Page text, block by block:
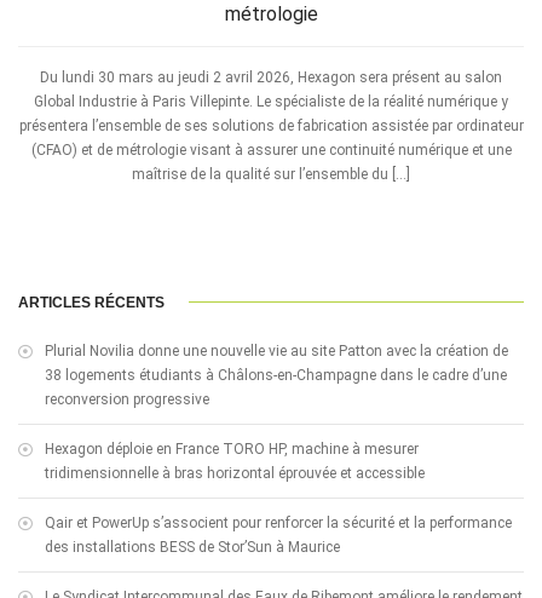
métrologie
Du lundi 30 mars au jeudi 2 avril 2026, Hexagon sera présent au salon
Global Industrie à Paris Villepinte. Le spécialiste de la réalité numérique y
présentera l’ensemble de ses solutions de fabrication assistée par ordinateur
(CFAO) et de métrologie visant à assurer une continuité numérique et une
maîtrise de la qualité sur l’ensemble du […]
ARTICLES RÉCENTS
Plurial Novilia donne une nouvelle vie au site Patton avec la création de
38 logements étudiants à Châlons-en-Champagne dans le cadre d’une
reconversion progressive
Hexagon déploie en France TORO HP, machine à mesurer
tridimensionnelle à bras horizontal éprouvée et accessible
Qair et PowerUp s’associent pour renforcer la sécurité et la performance
des installations BESS de Stor’Sun à Maurice